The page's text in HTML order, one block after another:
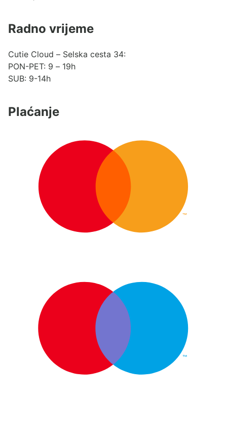
Radno vrijeme
Cutie Cloud – Selska cesta 34:
PON-PET: 9 – 19h
SUB: 9-14h
Plaćanje